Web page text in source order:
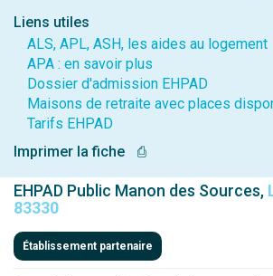
Liens utiles
ALS, APL, ASH, les aides au logement
APA : en savoir plus
Dossier d'admission EHPAD
Maisons de retraite avec places
Tarifs EHPAD
Imprimer la fiche
⎙
EHPAD Public Manon des Sources,
83330
Établissement partenaire